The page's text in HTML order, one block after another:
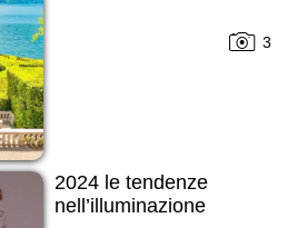
3
2024 le tendenze
nell’illuminazione